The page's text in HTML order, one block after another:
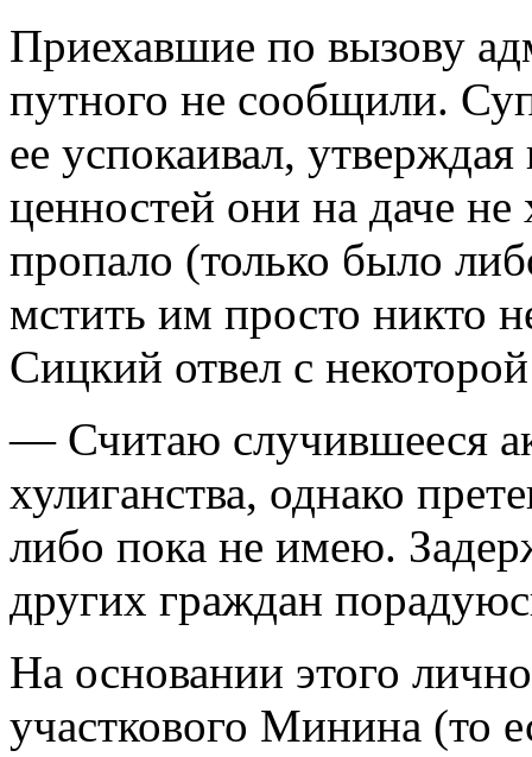
Приехавшие по вызову
путного не сообщили.
ее успокаивал,
ценностей они на даче
пропало (только было
мстить им просто никто
Сицкий отвел с
— Считаю случившееся
хулиганства, однако
либо пока не имею.
других граждан
На основании этого
участкового Минина (то